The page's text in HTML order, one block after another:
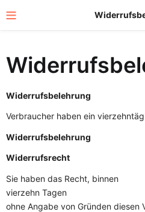
Widerrufsbelehrung
Verbraucher haben ein
Widerrufsbelehrung
Widerrufsrecht
Sie haben das Recht, binnen
vierzehn Tagen
ohne Angabe von Gründen diesen